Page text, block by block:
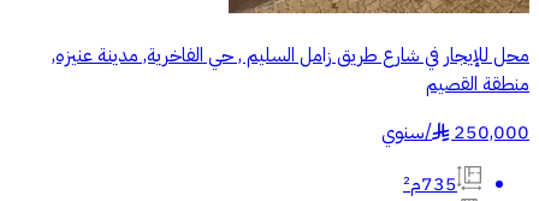
محل للإيجار في شارع طريق زامل السليم , حي الفاخرية, مدينة عنيزه,
منطقة القصيم
250,000
§
/سنوي
735م²